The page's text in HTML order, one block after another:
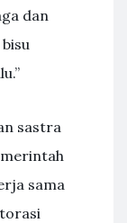
dan
sastra
sama